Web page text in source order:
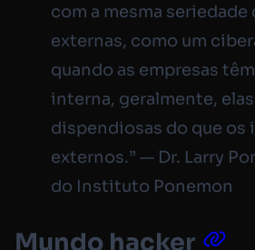
com a mesma seriedade
externas, como um
quando as empresas
interna, geralmente,
dispendiosas do que os
externos.” — Dr. Larry
do Instituto Ponemon
Mundo hacker